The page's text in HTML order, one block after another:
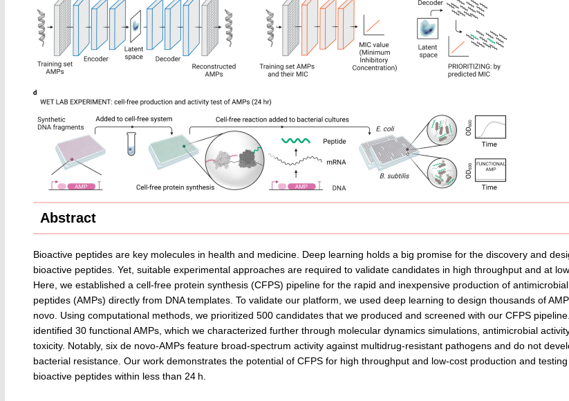
Abstract
Bioactive peptides are key molecules in health and medicine. Deep learning holds a big promise for the discovery and
bioactive peptides. Yet, suitable experimental approaches are required to validate candidates in high throughput and at
Here, we established a cell-free protein synthesis (CFPS) pipeline for the rapid and inexpensive production of antimicrobial
peptides (AMPs) directly from DNA templates. To validate our platform, we used deep learning to design thousands of
novo. Using computational methods, we prioritized 500 candidates that we produced and screened with our CFPS
identified 30 functional AMPs, which we characterized further through molecular dynamics simulations, antimicrobial
toxicity. Notably, six de novo-AMPs feature broad-spectrum activity against multidrug-resistant pathogens and do not
bacterial resistance. Our work demonstrates the potential of CFPS for high throughput and low-cost production and
bioactive peptides within less than 24 h.